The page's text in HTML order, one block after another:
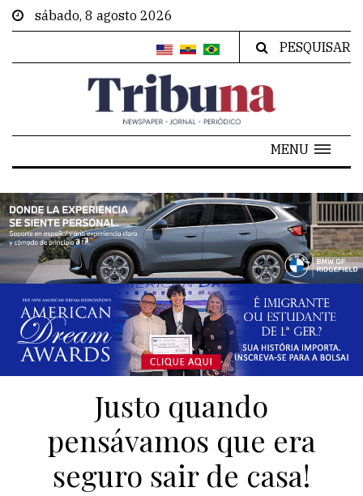
sábado, 8 agosto 2026
PESQUISAR
MENU
Justo quando
pensávamos que era
seguro sair de casa!